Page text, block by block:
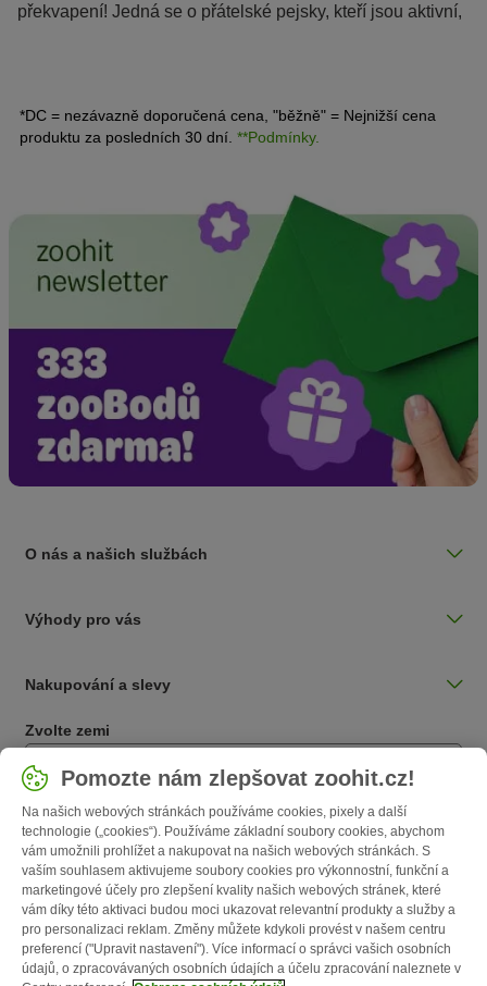
překvapení! Jedná se o přátelské pejsky, kteří jsou aktivní,
*DC = nezávazně doporučená cena, "běžně" = Nejnižší cena
produktu za posledních 30 dní. **Podmínky.
O nás a našich službách
Výhody pro vás
Nakupování a slevy
Zvolte zemi
Česká / CZ
Follow zooplus
Pomozte nám zlepšovat zoohit.cz!
Na našich webových stránkách používáme cookies, pixely a další
technologie („cookies“). Používáme základní soubory cookies, abychom
vám umožnili prohlížet a nakupovat na našich webových stránkách. S
vaším souhlasem aktivujeme soubory cookies pro výkonnostní, funkční a
marketingové účely pro zlepšení kvality našich webových stránek, které
vám díky této aktivaci budou moci ukazovat relevantní produkty a služby a
pro personalizaci reklam. Změny můžete kdykoli provést v našem centru
preferencí ("Upravit nastavení"). Více informací o správci vašich osobních
údajů, o zpracovávaných osobních údajích a účelu zpracování naleznete v